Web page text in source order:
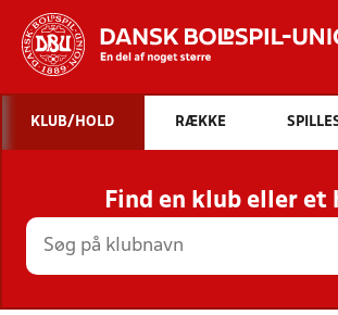
Hvad
INDHOLD
STILLINGER, RESULTATER,
HOLD
KLUB/HOLD RÆKKE
Find en klub eller et